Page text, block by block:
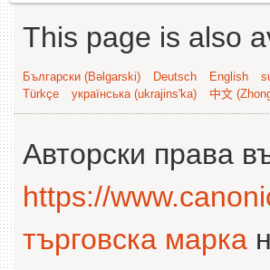
This page is also
Български (Bəlgarski) Deutsch English
Türkçe
українська (ukrajins'ka) 中文
Авторски права
https://
търговска марка